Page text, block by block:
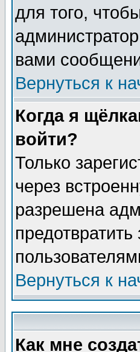
для того,
вами
Вернуться к
Когда я
войти?
Только
через
разрешена
Вернуться к
Как мне